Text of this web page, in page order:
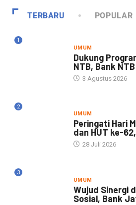
TERBARU POPULAR
1
UMUM
Dukung
NTB, Bank
3 Agustus 2026
2
UMUM
Peringati Hari
dan HUT ke-
28 Juli 2026
3
UMUM
Wujud Sinergi
Sosial, Bank